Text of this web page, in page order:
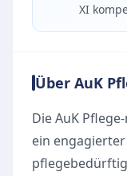
XI
Über AuK
Die AuK
ein